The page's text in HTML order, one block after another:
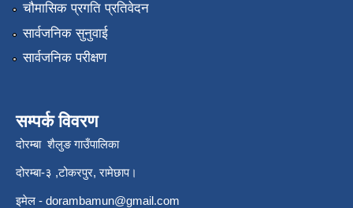
चौमासिक प्रगति प्रतिवेदन
सार्वजनिक सुनुवाई
सार्वजनिक परीक्षण
सम्पर्क विवरण
दोरम्बा शैलुङ गाउँपालिका
दोरम्बा-३ ,टोकरपुर, रामेछाप।
इमेल - dorambamun@gmail.com